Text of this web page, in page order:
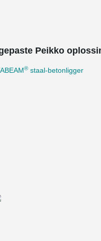
Peikko
® staal-betonligger